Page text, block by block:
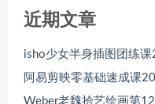
近期文章
isho少女半身插图团练课
阿易剪映零基础速成课
Weber老魏拾艺绘画第